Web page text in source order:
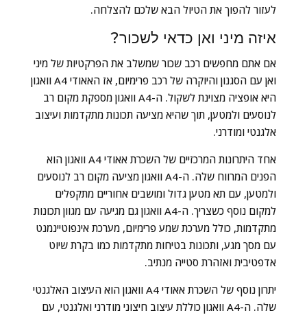
לעזור להפוך את הטיול הבא שלכם להצלחה.
איזה מיני ואן כדאי לשכור?
אם אתם מחפשים רכב שכור שמשלב את הפרקטיות של מיני
ואן עם הסגנון והיוקרה של רכב פרימיום, אז האאודי A4 וואגון
היא אופציה מצוינת לשקול. ה-A4 וואגון מספקת מקום רב
לנוסעים ולמטען, תוך שהיא מציעה תכונות מתקדמות ועיצוב
אלגנטי ומודרני.
אחד היתרונות המרכזיים של השכרת אאודי A4 וואגון הוא
הפנים המרווח שלה. ה-A4 וואגון מציעה מקום רב לנוסעים
ולמטען, עם תא מטען גדול ומושבים אחוריים מתקפלים
למקום נוסף כשצריך. ה-A4 וואגון גם מגיעה עם מגוון תכונות
מתקדמות, כולל מערכת שמע פרימיום, מערכת אינפוטיינמנט
עם מסך מגע, ותכונות בטיחות מתקדמות כמו בקרת שיוט
אדפטיבית ואזהרת סטייה מנתיב.
יתרון נוסף של השכרת אאודי A4 וואגון הוא העיצוב האלגנטי
שלה. ה-A4 וואגון כוללת עיצוב חיצוני מודרני ואלגנטי, עם